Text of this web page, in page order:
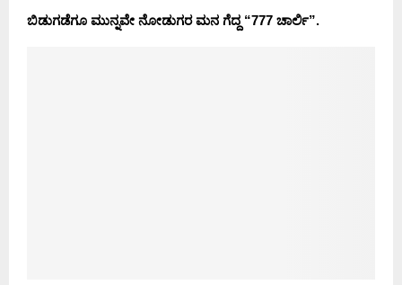
ಬಿಡುಗಡೆಗೂ ಮುನ್ನವೇ ನೋಡುಗರ ಮನ ಗೆದ್ದ “777 ಚಾರ್ಲಿ”.